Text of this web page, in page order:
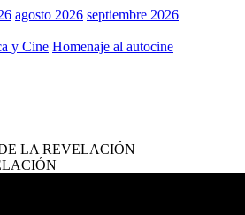
agosto 2026 septiembre 2026
y Cine Homenaje al autocine
LA REVELACIÓN